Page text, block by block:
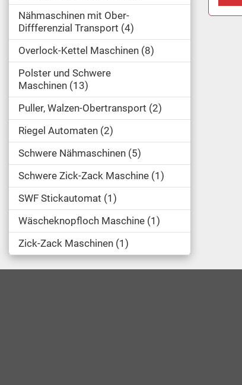
Nähmaschinen mit Ober-
Diffferenzial Transport 4
Overlock-Kettel Maschinen 8
Polster und Schwere
Maschinen 13
Puller, Walzen-Obertransport 2
Riegel Automaten 2
Schwere Nähmaschinen 5
Schwere Zick-Zack Maschine 1
SWF Stickautomat 1
Wäscheknopfloch Maschine 1
Zick-Zack Maschinen 1